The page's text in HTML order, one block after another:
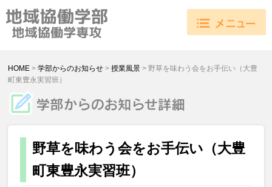
HOME >学部からのお知らせ >授業風景 > 野草を味わう会をお手伝い（大豊
町東豊永実習班）
野草を味わう会をお手伝い（大豊
町東豊永実習班）